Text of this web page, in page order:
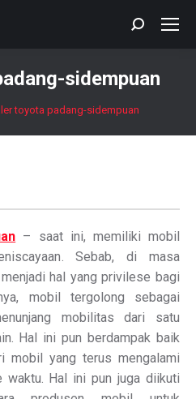
Search:
sidempuan
toyota padang-sidempuan
– saat ini, memiliki mobil
Sebab, di masa
hal yang privilese bagi
mobil tergolong sebagai
mobilitas dari satu
Hal ini pun berdampak baik
mobil yang terus mengalami
waktu. Hal ini pun juga diikuti